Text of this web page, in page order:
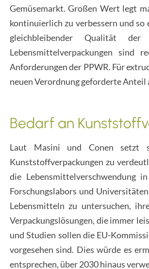
Gemüsemarkt. Großen Wert legt
kontinuierlich zu verbessern und
gleichbleibender Qualität
Lebensmittelverpackungen sind
Anforderungen der PPWR. Für
neuen Verordnung geforderte
Bedarf an
Laut Masini und Conen setzt
Kunststoffverpackungen zu
die Lebensmittelverschwendung
Forschungslabors und
Lebensmitteln zu untersuchen,
Verpackungslösungen, die immer
und Studien sollen die EU-
vorgesehen sind. Dies würde es
entsprechen, über 2030 hinaus